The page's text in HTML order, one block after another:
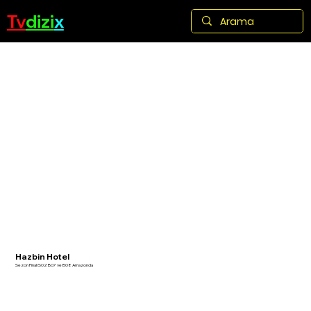
Tvdizix
Hazbin Hotel
Sezon Finali S02 B07 ve B08 Amazonda